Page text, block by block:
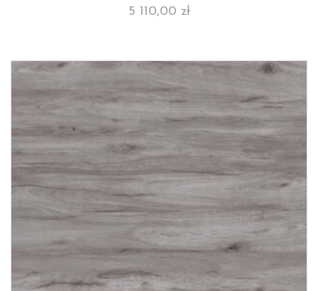
5 110,00 zł